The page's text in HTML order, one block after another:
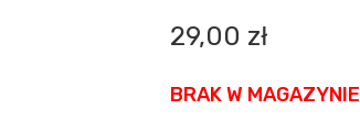
29,00 zł
BRAK W MAGAZYNIE